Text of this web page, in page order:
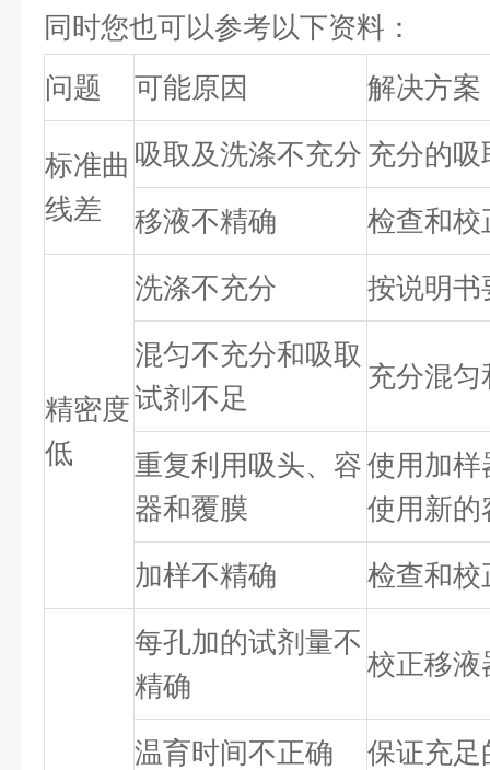
同时您也可以参考以下资料：
问题
可能原因 解决方案
标准曲
线差
吸取及洗涤不充分 充分的
移液不精确 检查和校
精密度
低
洗涤不充分 按说明书
混匀不充分和吸取
试剂不足
充分混
重复利用吸头、容
器和覆膜
使用加样
使用新的
加样不精确 检查和校
每孔加的试剂量不
精确
校正移液
温育时间不正确 保证充足